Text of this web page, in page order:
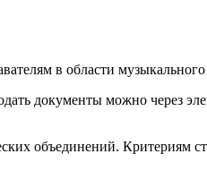
в области музыкального
документы можно через
объединений.